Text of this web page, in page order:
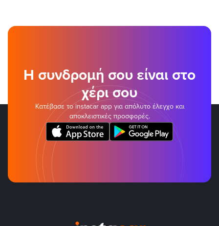
Η συνδρομή σου είναι στο
χέρι σου
Κατέβασε το instacar app για απόλυτο έλεγχο και
αποκλειστικές προσφορές.